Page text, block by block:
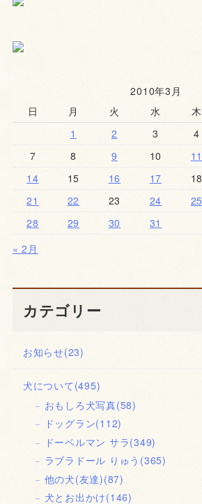
2010年3月
日
月 火 水 木
1
2 3 4
7
8 9 10 11
14
15 16 17 18
21
22 23 24 25
28
29 30
31
« 2月
カテゴリー
お知らせ(23)
犬について (495)
おもしろ犬写真(58)
ドッグラン(112)
ドーベルマン サラ(349)
ラブラドール りゅう (365)
他の犬(友達)(87)
犬とお出かけ(146)